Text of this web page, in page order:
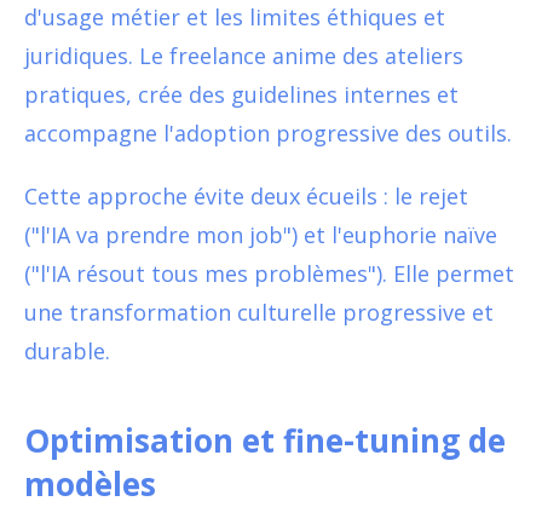
d'usage métier et les limites éthiques et
juridiques. Le freelance anime des ateliers
pratiques, crée des guidelines internes et
accompagne l'adoption progressive des outils.
Cette approche évite deux écueils : le rejet
("l'IA va prendre mon job") et l'euphorie naïve
("l'IA résout tous mes problèmes"). Elle permet
une transformation culturelle progressive et
durable.
Optimisation et fine-tuning de
modèles